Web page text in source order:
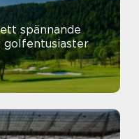
spännande